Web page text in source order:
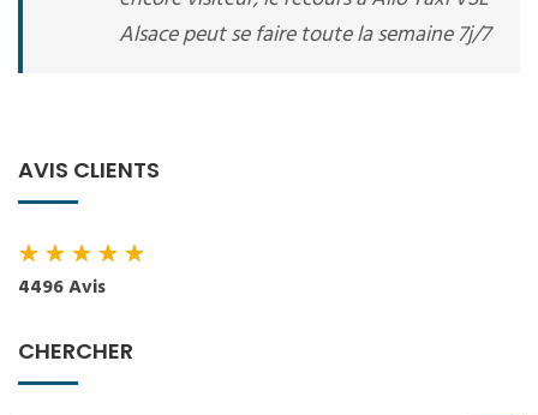
Alsace peut se faire toute la semaine 7j/7
AVIS CLIENTS
★★★★★
4496 Avis
CHERCHER